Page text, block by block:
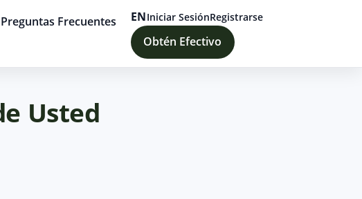
Preguntas Frecuentes
ENIniciar SesiónRegistrarse
Obtén Efectivo
Usted